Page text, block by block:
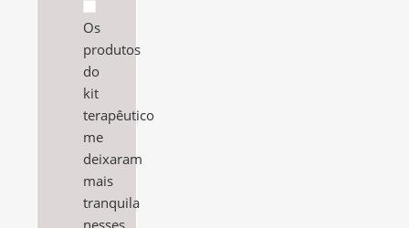
Os
produtos
do
kit
terapêutico
me
deixaram
mais
tranquila
nesses